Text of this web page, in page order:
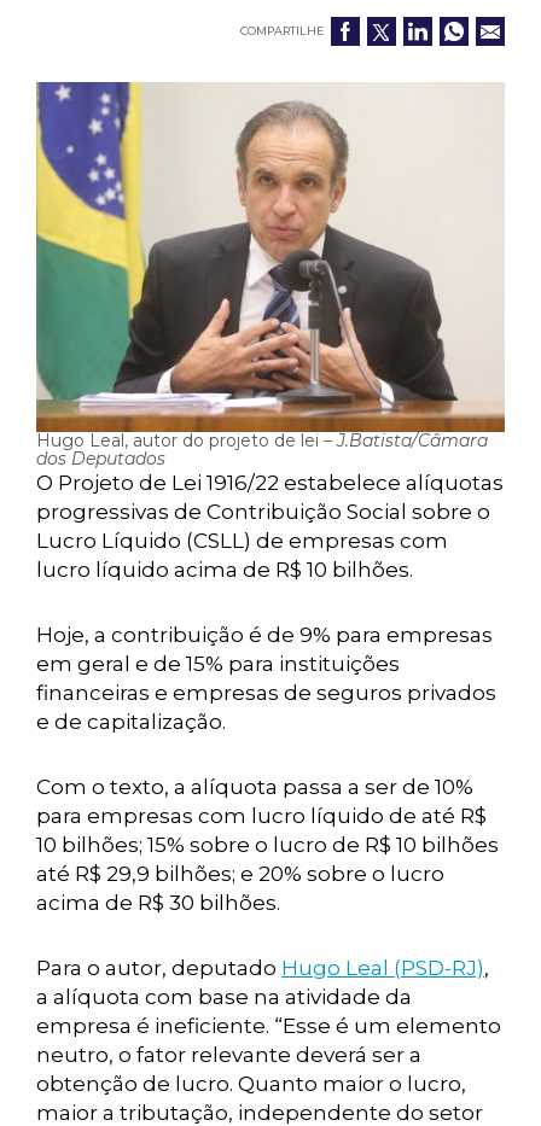
COMPARTILHE
Hugo Leal, autor do projeto de lei –J.Batista/Câmara
dos Deputados
O Projeto de Lei 1916/22 estabelece alíquotas
progressivas de Contribuição Social sobre o
Lucro Líquido (CSLL) de empresas com
lucro líquido acima de R$ 10 bilhões.
Hoje, a contribuição é de 9% para empresas
em geral e de 15% para instituições
financeiras e empresas de seguros privados
e de capitalização.
Com o texto, a alíquota passa a ser de 10%
para empresas com lucro líquido de até R$
10 bilhões; 15% sobre o lucro de R$ 10 bilhões
até R$ 29,9 bilhões; e 20% sobre o lucro
acima de R$ 30 bilhões.
Para o autor, deputado Hugo Leal (PSD-RJ),
a alíquota com base na atividade da
empresa é ineficiente. “Esse é um elemento
neutro, o fator relevante deverá ser a
obtenção de lucro. Quanto maior o lucro,
maior a tributação, independente do setor